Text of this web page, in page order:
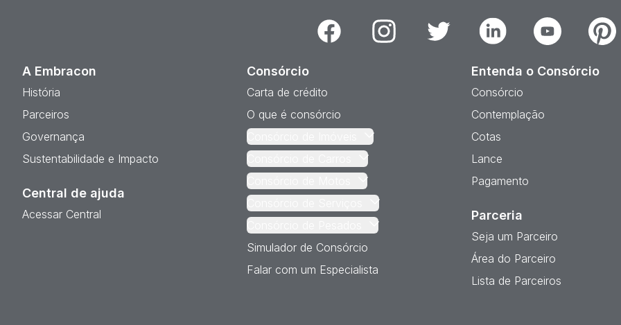
Facebook Instagram Twitter Linkedin Youtube
A Embracon
História
Parceiros
Governança
Sustentabilidade e Impacto
Central de ajuda
Acessar Central
Consórcio
Carta de crédito
O que é consórcio
Simulador de Consórcio
Falar com um Especialista
Entenda o Consórcio
Consórcio
Contemplação
Cotas
Lance
Pagamento
Parceria
Seja um Parceiro
Área do Parceiro
Lista de Parceiros